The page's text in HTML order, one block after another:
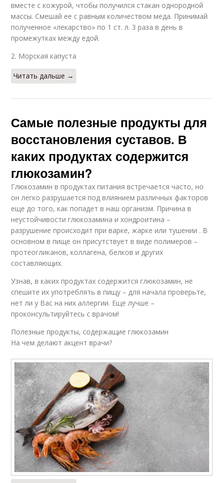
вместе с кожурой, чтобы получился стакан однородной
массы. Смешай ее с равным количеством меда. Принимай
полученное «лекарство» по 1 ст. л. 3 раза в день в
промежутках между едой.
2. Морская капуста
Читать дальше →
Самые полезные продукты для
восстановления суставов. В
каких продуктах содержится
глюкозамин?
Глюкозамин в продуктах питания встречается часто, но
он легко разрушается под влиянием различных факторов
еще до того, как попадет в наш организм. Причина в
неустойчивости глюкозамина и хондроитина –
разрушение происходит при варке, жарке или тушении . В
основном в пище он присутствует в виде полимеров –
протеогликанов, коллагена, белков и других
составляющих.
Узнав, в каких продуктах содержится глюкозамин, не
спешите их употреблять в пищу – для начала проверьте,
нет ли у Вас на них аллергии. Еще лучше –
проконсультируйтесь с врачом!
Полезные продукты, содержащие глюкозамин
На чем делают акцент врачи?